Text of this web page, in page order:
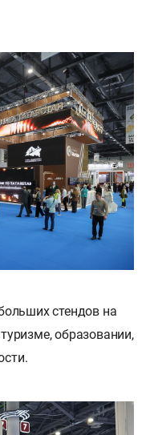
стендов на
образовании,